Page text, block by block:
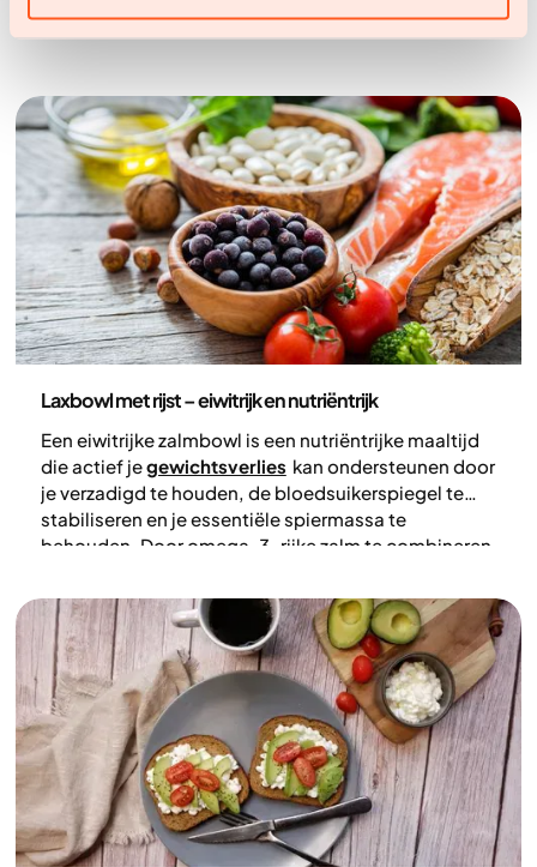
aardappelsalade
Laxbowl met rijst – eiwitrijk en nutriëntrijk
Een eiwitrijke zalmbowl is een nutriëntrijke maaltijd
die actief jegewichtsverlies kan ondersteunen door
je verzadigd te houden, de bloedsuikerspiegel te
stabiliseren en je essentiële spiermassa te
behouden. Door omega-3-rijke zalm te combineren
volkorenproducten, creëer je een gebalanceerde
bowl die nutriëntrijk en eiwitrijk is. Deze gids legt
precies uit waarom deze ingrediënten optimaal zijn
voor je gezondheid, hoe je de maaltijd efficiënt
bereidt voor de maaltijdbereiding van de week en
welke diepgaande voordelen het gerecht je lichaam
biedt.